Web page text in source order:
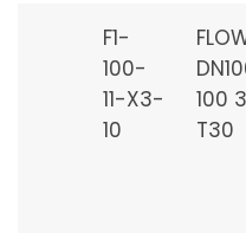
F1-
100-
11-X3-
10
100
T30